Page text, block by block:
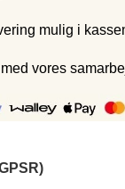
mulig i
vores